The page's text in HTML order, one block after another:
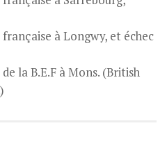
à Longwy, et échec
la B.E.F à Mons. (British